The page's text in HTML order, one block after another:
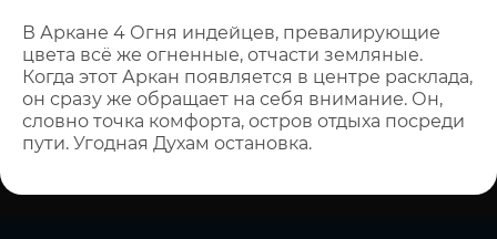
В Аркане 4 Огня индейцев, превалирующие
цвета всё же огненные, отчасти земляные.
Когда этот Аркан появляется в центре расклада,
он сразу же обращает на себя внимание. Он,
словно точка комфорта, остров отдыха посреди
пути. Угодная Духам остановка.